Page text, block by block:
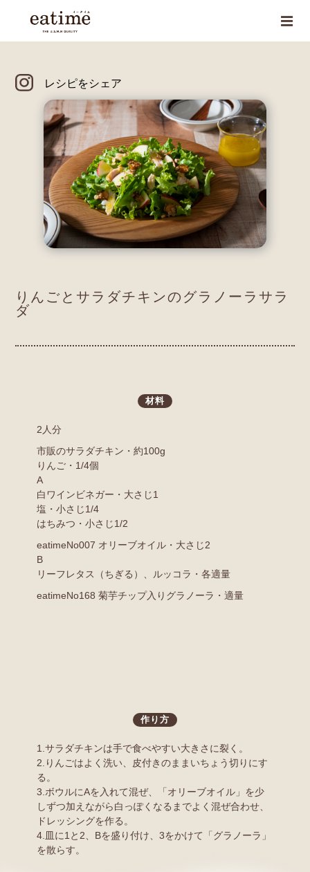
レシピをシェア
りんごとサラダチキンのグラノーラサラ
ダ
材料
2人分
市販のサラダチキン・約100g
りんご・1/4個
A
白ワインビネガー・大さじ1
塩・小さじ1/4
はちみつ・小さじ1/2
eatimeNo007 オリーブオイル・大さじ2
B
リーフレタス（ちぎる）、ルッコラ・各適量
eatimeNo168 菊芋チップ入りグラノーラ・適量
作り方
1.サラダチキンは手で食べやすい大きさに裂く。
2.りんごはよく洗い、皮付きのままいちょう切りにす
る。
3.ボウルにAを入れて混ぜ、「オリーブオイル」を少
しずつ加えながら白っぽくなるまでよく混ぜ合わせ、
ドレッシングを作る。
4.皿に1と2、Bを盛り付け、3をかけて「グラノーラ」
を散らす。